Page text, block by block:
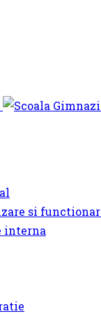
si
interna